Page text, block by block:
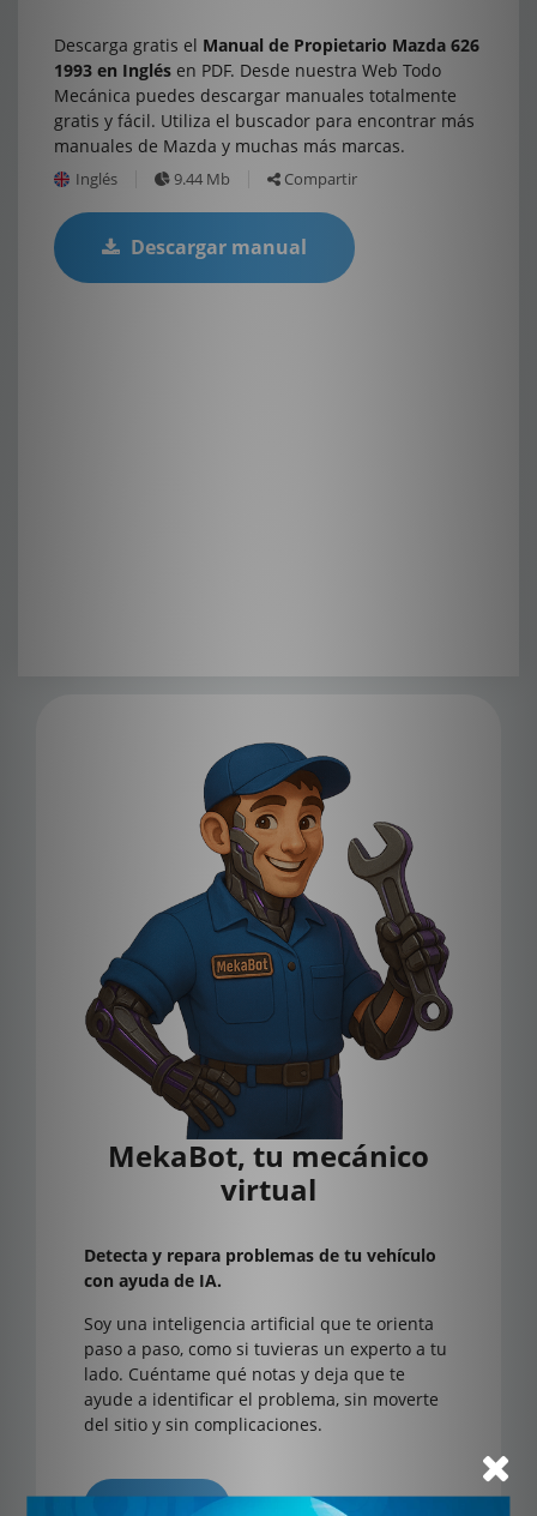
Descarga gratis el Manual de Propietario Mazda 626
1993 en Inglés en PDF. Desde nuestra Web Todo
Mecánica puedes descargar manuales totalmente
gratis y fácil. Utiliza el buscador para encontrar más
manuales de Mazda y muchas más marcas.
Inglés 9.44 Mb Compartir
Descargar manual
MekaBot, tu mecánico
virtual
Detecta y repara problemas de tu vehículo
con ayuda de IA.
Soy una inteligencia artificial que te orienta
paso a paso, como si tuvieras un experto a tu
lado. Cuéntame qué notas y deja que te
ayude a identificar el problema, sin moverte
del sitio y sin complicaciones.
Suscríbete